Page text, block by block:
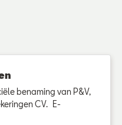
benaming van P&V,
CV. E-